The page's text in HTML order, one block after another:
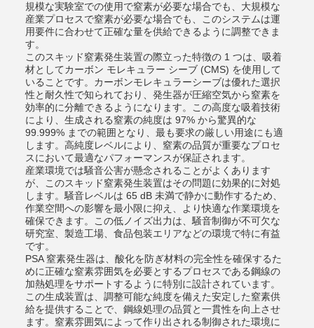
規模な実験室での使用で窒素が必要な場合でも、大規模な
産業プロセスで窒素が必要な場合でも、このシステムは運
用要件に合わせて正確な量を供給できるように調整できま
す。
このスキッド窒素発生装置の際立った特徴の 1 つは、吸着
材としてカーボン モレキュラー シーブ (CMS) を使用して
いることです。カーボンモレキュラーシーブは優れた選択
性と耐久性で知られており、発生器が圧縮空気から窒素を
効率的に分離できるようになります。この高度な吸着技術
により、生成される窒素の純度は 97% から驚異的な
99.999% までの範囲となり、最も要求の厳しい用途にも適
します。高純度レベルにより、窒素の品質が重要なプロセ
スにおいて最適なパフォーマンスが保証されます。
産業環境では騒音公害が懸念されることがよくあります
が、このスキッド窒素発生装置はその問題に効果的に対処
します。騒音レベルは 65 dB 未満で静かに動作するため、
作業空間への影響を最小限に抑え、より快適な作業環境を
確保できます。この低ノイズ出力は、騒音制御が不可欠な
研究室、製造工場、食品包装エリアなどの環境で特に有益
です。
PSA 窒素発生器は、酸化を防ぎ材料の完全性を確保するた
めに正確な窒素雰囲気を必要とするプロセスである鋼線の
加熱処理をサポートするように特別に設計されています。
この生成装置は、調整可能な純度を備えた安定した窒素供
給を提供することで、鋼線処理の品質と一貫性を向上させ
ます。窒素雰囲気によって作り出される制御された環境に